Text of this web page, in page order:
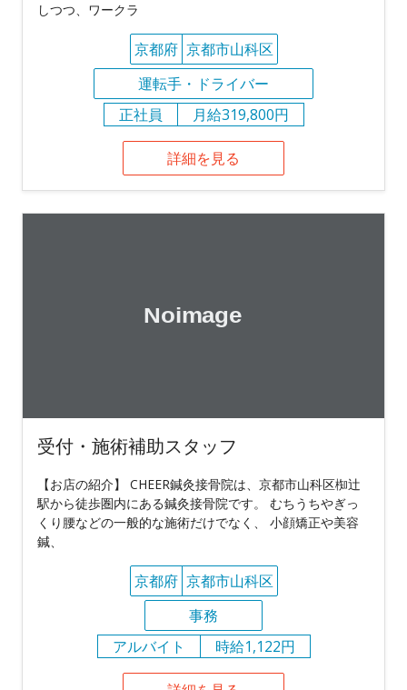
しつつ、ワークラ
京都府 京都市山科区
運転手・ドライバー
正社員
月給319,800円
詳細を見る
受付・施術補助スタッフ
【お店の紹介】 CHEER鍼灸接骨院は、京都市山科区椥辻
駅から徒歩圏内にある鍼灸接骨院です。 むちうちやぎっ
くり腰などの一般的な施術だけでなく、 小顔矯正や美容
鍼、
京都府 京都市山科区
事務
アルバイト
時給1,122円